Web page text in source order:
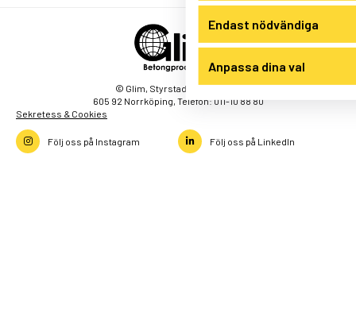
© Glim, Styrstad Kronogård 1,
605 92 Norrköping, Telefon: 011-10 88 80
Sekretess & Cookies
Följ oss på Instagram Följ oss på LinkedIn
Endast nödvändiga
Anpassa dina val